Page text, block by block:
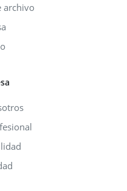
archivo